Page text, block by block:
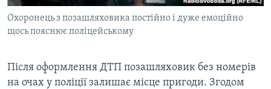
Охоронець з позашляховика постійно і дуже емоційно
щось пояснює поліцейському
Після оформлення ДТП позашляховик без номерів
на очах у поліції залишає місце пригоди. Згодом